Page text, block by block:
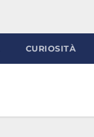
CURIOSITÀ